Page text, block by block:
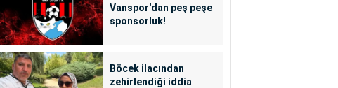
Vanspor'dan peş peşe
sponsorluk!
Böcek ilacından
zehirlendiği iddia